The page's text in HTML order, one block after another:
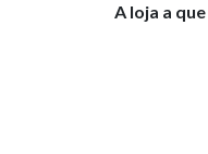
A loja a